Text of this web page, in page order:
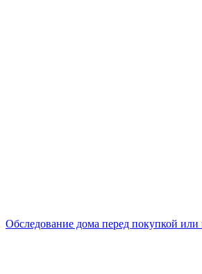
Обследование дома перед покупкой или